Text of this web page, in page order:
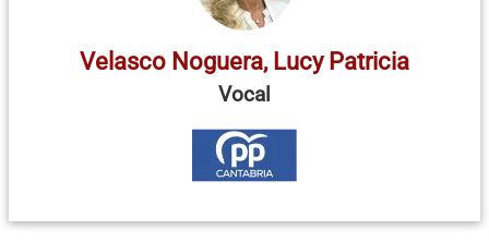
Velasco Noguera, Lucy Patricia
Vocal